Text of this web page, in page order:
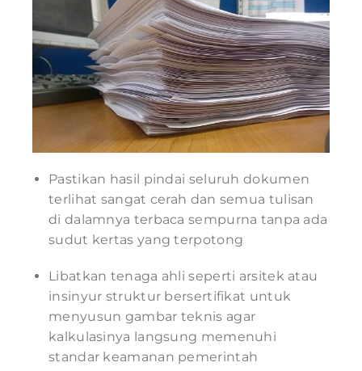
Pastikan hasil pindai seluruh dokumen
terlihat sangat cerah dan semua tulisan
di dalamnya terbaca sempurna tanpa ada
sudut kertas yang terpotong
Libatkan tenaga ahli seperti arsitek atau
insinyur struktur bersertifikat untuk
menyusun gambar teknis agar
kalkulasinya langsung memenuhi
standar keamanan pemerintah